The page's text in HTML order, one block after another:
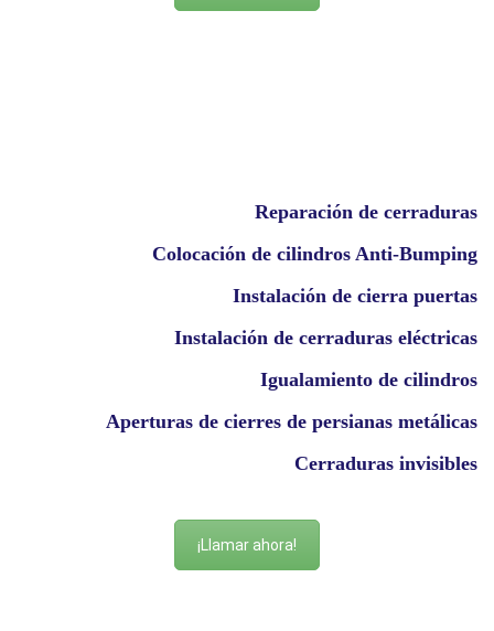
Reparación de cerraduras
Colocación de cilindros Anti-Bumping
Instalación de cierra puertas
Instalación de cerraduras eléctricas
Igualamiento de cilindros
Aperturas de cierres de persianas metálicas
Cerraduras invisibles
¡Llamar ahora!